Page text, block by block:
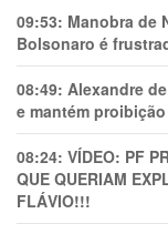
09:53: Manobra de
Bolsonaro é
08:49: Alexandre
e mantém
08:24: VÍDEO: PF
QUE QUERIAM
FLÁVIO!!!